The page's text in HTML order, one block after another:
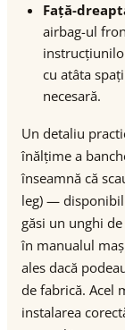
Față-
airbag-ul
cu atâta
necesară.
Un detaliu
înălțime a
înseamnă că
leg) —
găsi un unghi
în manualul
ales dacă
de fabrică. Acel
instalarea